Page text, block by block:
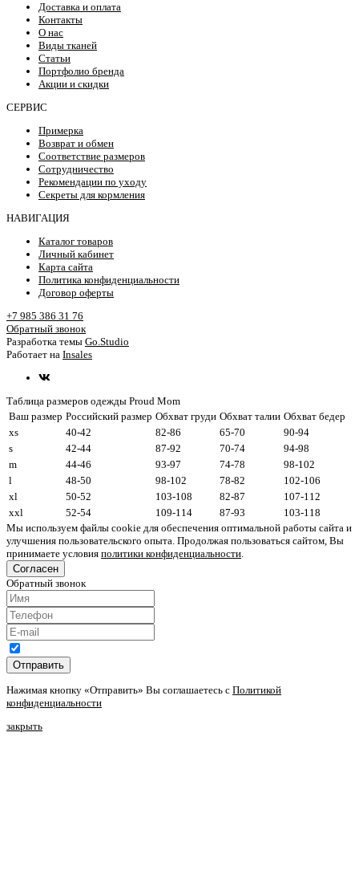
Доставка и оплата
Контакты
О нас
Виды тканей
Статьи
Портфолио бренда
Акции и скидки
СЕРВИС
Примерка
Возврат и обмен
Соответствие размеров
Сотрудничество
Рекомендации по уходу
Секреты для кормления
НАВИГАЦИЯ
Каталог товаров
Личный кабинет
Карта сайта
Политика конфиденциальности
Договор оферты
+7 985 386 31 76
Обратный звонок
Разработка темы Go.Studio
Работает на Insales
Таблица размеров одежды Proud Mom
Ваш размер Российский размер Обхват груди Обхват талии Обхват бедер
xs
40-42 82-86 65-70
90-94
s
42-44 87-92 70-74
94-98
m
44-46 93-97 74-78
98-102
l
48-50 98-102 78-82
102-106
xl
50-52 103-108 82-87
107-112
xxl
52-54 109-114 87-93
103-118
Мы используем файлы cookie для обеспечения оптимальной работы сайта и
улучшения пользовательского опыта. Продолжая пользоваться сайтом, Вы
принимаете условия политики конфиденциальности.
Согласен
Обратный звонок
Отправить
Нажимая кнопку «Отправить» Вы соглашаетесь с Политикой
конфиденциальности
закрыть